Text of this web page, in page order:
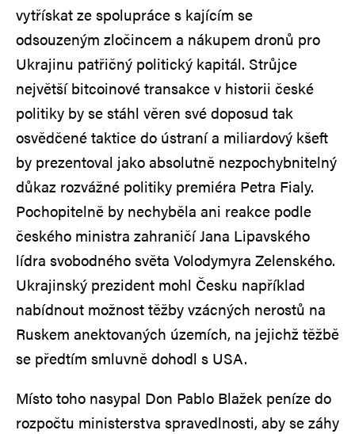
vytřískat ze spolupráce s kajícím se
odsouzeným zločincem a nákupem dronů pro
Ukrajinu patřičný politický kapitál. Strůjce
největší bitcoinové transakce v historii české
politiky by se stáhl věren své doposud tak
osvědčené taktice do ústraní a miliardový kšeft
by prezentoval jako absolutně nezpochybnitelný
důkaz rozvážné politiky premiéra Petra Fialy.
Pochopitelně by nechyběla ani reakce podle
českého ministra zahraničí Jana Lipavského
lídra svobodného světa Volodymyra Zelenského.
Ukrajinský prezident mohl Česku například
nabídnout možnost těžby vzácných nerostů na
Ruskem anektovaných územích, na jejichž těžbě
se předtím smluvně dohodl s USA.
Místo toho nasypal Don Pablo Blažek peníze do
rozpočtu ministerstva spravedlnosti, aby se záhy